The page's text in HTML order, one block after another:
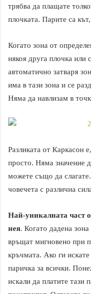
трябва да плащате
плочката. Парите са
Когато зона от
някоя друга плочка или
автоматично затваря
има в тази зона и се
Няма да навлизам в
Разликата от Каркасон
просто. Няма значение
можете също да
човечета с различна
Най-уникалната част
нея. Когато дадена
връщат мигновено при
кръчмата. Ако ги
паричка за всички.
искали да платите тази